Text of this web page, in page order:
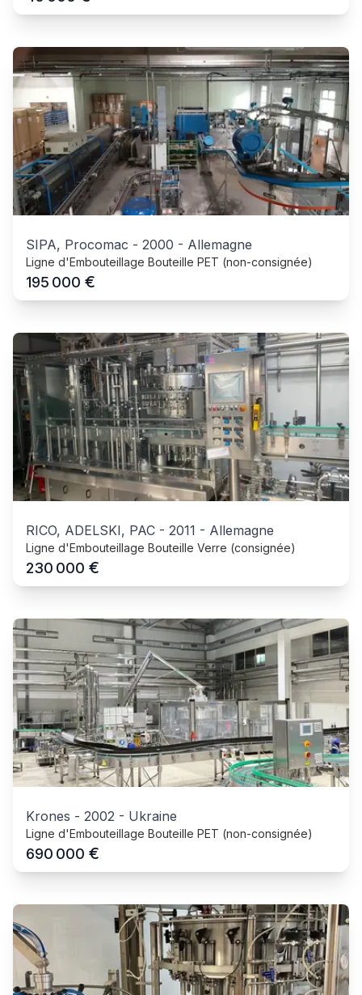
SIPA, Procomac - 2000 - Allemagne
Ligne d'Embouteillage Bouteille PET (non-consignée)
195 000 €
RICO, ADELSKI, PAC - 2011 - Allemagne
Ligne d'Embouteillage Bouteille Verre (consignée)
230 000 €
Krones - 2002 - Ukraine
Ligne d'Embouteillage Bouteille PET (non-consignée)
690 000 €